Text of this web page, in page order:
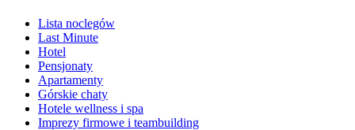
Lista noclegów
Last Minute
Hotel
Pensjonaty
Apartamenty
Górskie chaty
Hotele wellness i spa
Imprezy firmowe i teambuilding